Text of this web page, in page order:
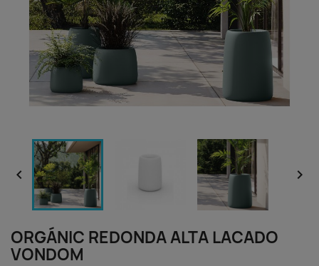
 
ORGÁNIC REDONDA ALTA LACADO
VONDOM